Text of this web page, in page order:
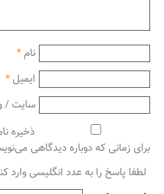
نام*
ایمیل*
سایت /
ذخیره
برای زمانی که دوباره دیدگاهی
لطفا پاسخ را به عدد انگلیسی وارد